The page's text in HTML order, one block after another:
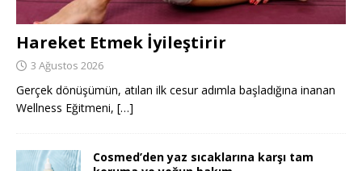
Hareket Etmek İyileştirir
3 Ağustos 2026
Gerçek dönüşümün, atılan ilk cesur adımla başladığına inanan
Wellness Eğitmeni, […]
Cosmed’den yaz sıcaklarına karşı tam